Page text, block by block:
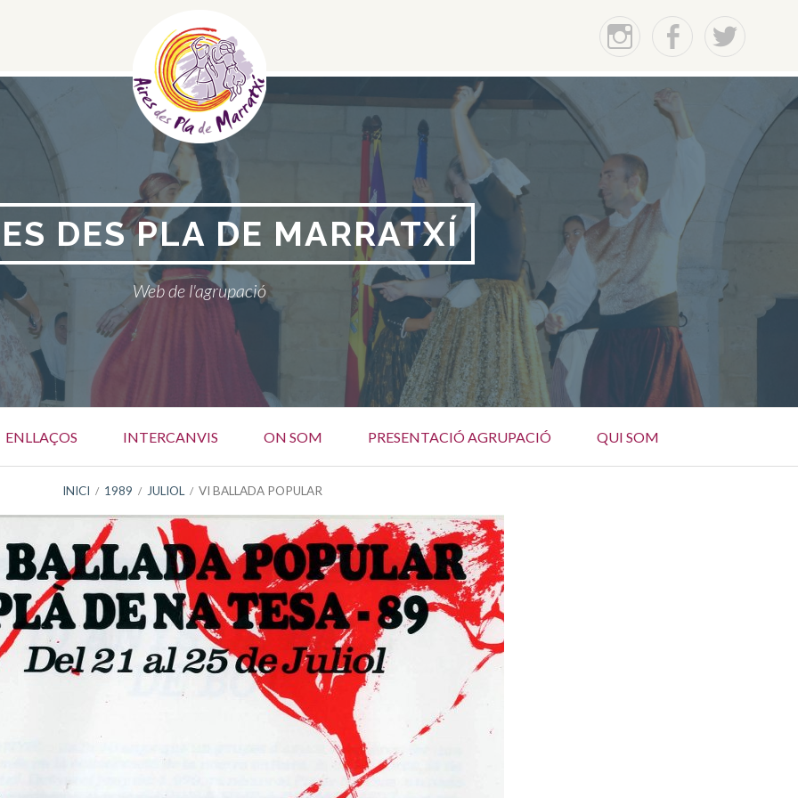
InstagramFacebookTwitter
DES PLA DE MARRATXÍ
Web de l'agrupació
ENLLAÇOS INTERCANVIS ON SOM PRESENTACIÓ AGRUPACIÓ QUI SOM
INICI 1989 JULIOL VI BALLADA POPULAR